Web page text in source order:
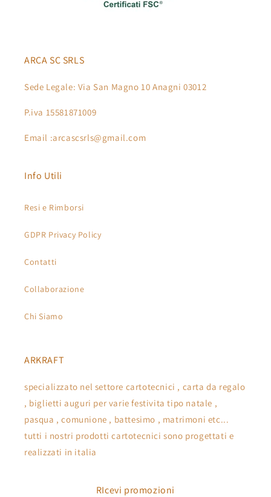
ARCA SC SRLS
Sede Legale: Via San Magno 10 Anagni 03012
P.iva 15581871009
Email :arcascsrls@gmail.com
Info Utili
Resi e Rimborsi
GDPR Privacy Policy
Contatti
Collaborazione
Chi Siamo
ARKRAFT
specializzato nel settore cartotecnici , carta da regalo
, biglietti auguri per varie festivita tipo natale ,
pasqua , comunione , battesimo , matrimoni etc...
tutti i nostri prodotti cartotecnici sono progettati e
realizzati in italia
RIcevi promozioni